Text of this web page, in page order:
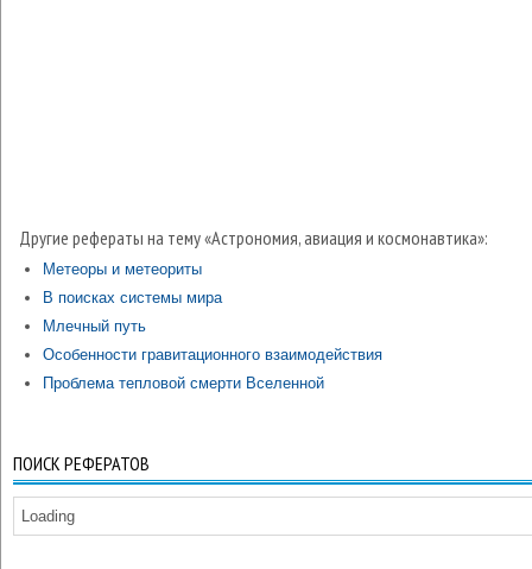
Другие рефераты на тему «Астрономия, авиация и космонавтика»:
Метеоры и метеориты
В поисках системы мира
Млечный путь
Особенности гравитационного взаимодействия
Проблема тепловой смерти Вселенной
ПОИСК РЕФЕРАТОВ
Loading